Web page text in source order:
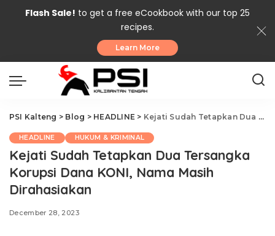
Flash Sale! to get a free eCookbook with our top 25
recipes.
Learn More
PSI Kalteng > Blog > HEADLINE > Kejati Sudah Tetapkan Dua Tersangka Korupsi Dana KONI, Nama Masih Dirahasiakan
HEADLINE HUKUM & KRIMINAL
Kejati Sudah Tetapkan Dua Tersangka
Korupsi Dana KONI, Nama Masih
Dirahasiakan
December 28, 2023